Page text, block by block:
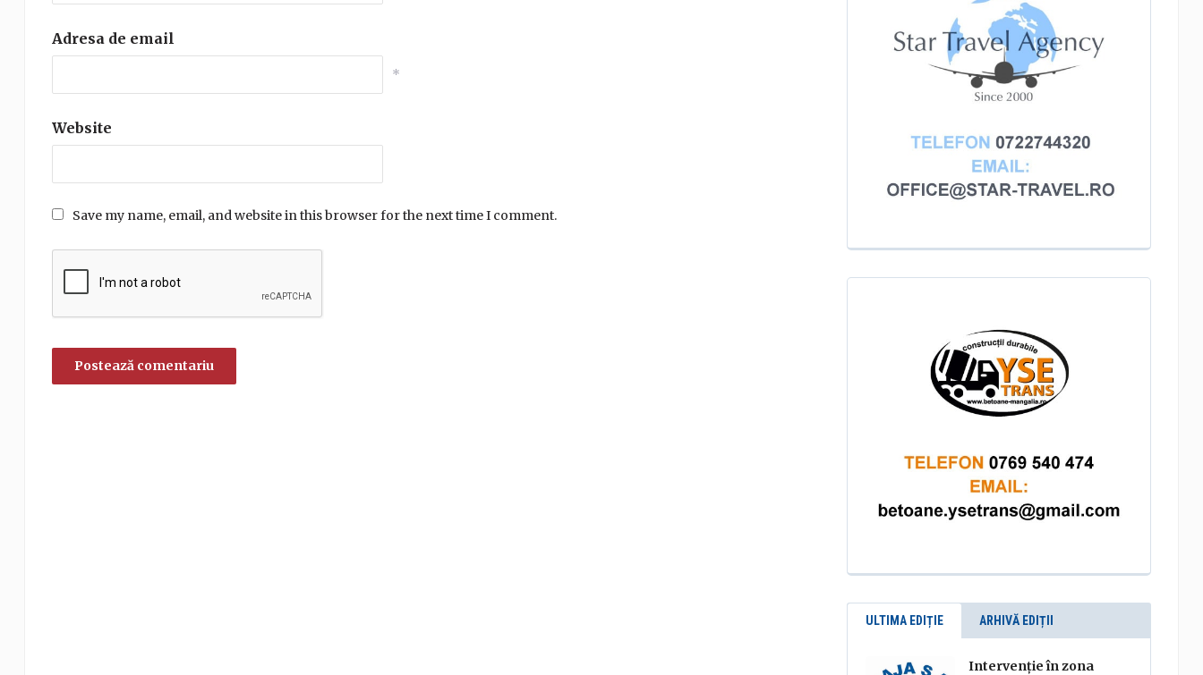
Adresa de email
*
Website
Save my name, email, and website in this browser for the next time I comment.
ULTIMA EDIȚIE ARHIVĂ EDIȚII
Intervenție în zona